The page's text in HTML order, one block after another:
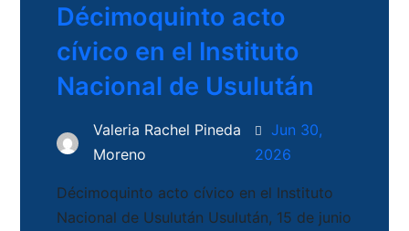
Décimoquinto acto
cívico en el Instituto
Nacional de Usulután
Valeria Rachel Pineda
Moreno
Jun 30,
2026
Décimoquinto acto cívico en el Instituto
Nacional de Usulután Usulután, 15 de junio